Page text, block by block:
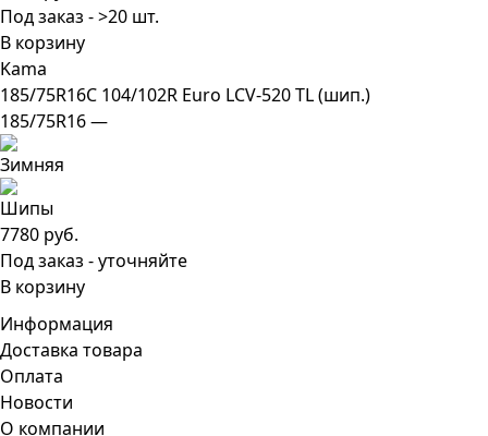
Под заказ - >20 шт.
В корзину
Kama
185/75R16C 104/102R Euro LCV-520 TL (шип.)
185/75R16 —
7780 руб.
Под заказ - уточняйте
В корзину
Информация
Доставка товара
Оплата
Новости
О компании